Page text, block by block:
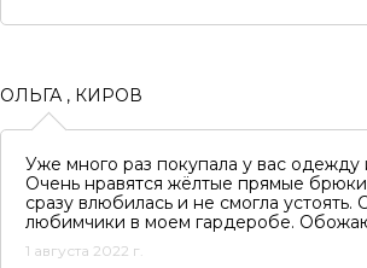
ОЛЬГА , КИРОВ
Уже много раз покупала у вас одежду
Очень нравятся жёлтые прямые
сразу влюбилась и не смогла устоять.
любимчики в моем гардеробе.
1 августа 2022 г.